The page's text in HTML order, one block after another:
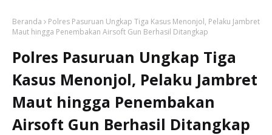
Berdasarkan Fakta, Jangan Sampai Timbul Dugaan Kongkalikong
Beranda
Polres Pasuruan Ungkap Tiga Kasus Menonjol, Pelaku Jambret
Maut hingga Penembakan Airsoft Gun Berhasil Ditangkap
Polres Pasuruan Ungkap Tiga
Kasus Menonjol, Pelaku Jambret
Maut hingga Penembakan
Airsoft Gun Berhasil Ditangkap